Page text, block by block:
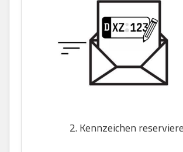
2. Kennzeichen